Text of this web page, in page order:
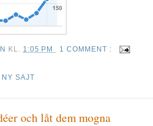
KL. 1:05 PM 1 COMMENT :
SAJT
och låt dem mogna